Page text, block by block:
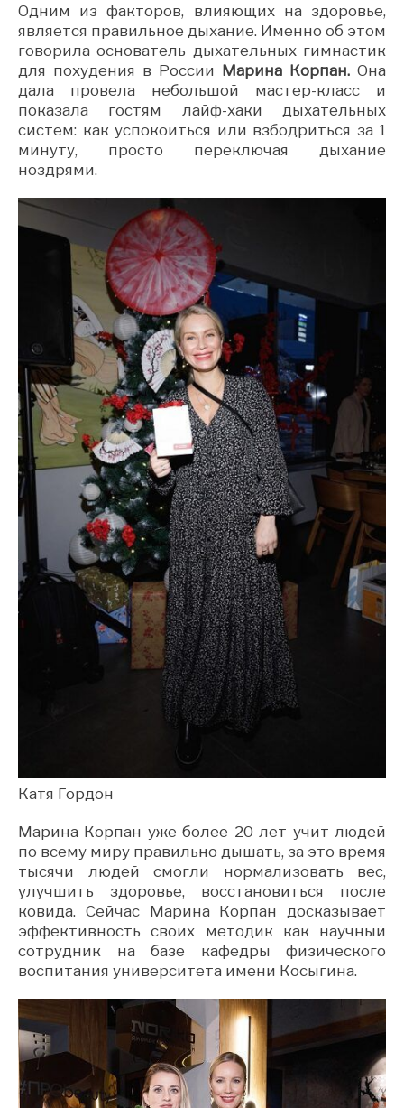
Одним из факторов, влияющих на здоровье,
является правильное дыхание. Именно об этом
говорила основатель дыхательных гимнастик
для похудения в России Марина Корпан. Она
дала провела небольшой мастер-класс и
показала гостям лайф-хаки дыхательных
систем: как успокоиться или взбодриться за 1
минуту, просто переключая дыхание
ноздрями.
Катя Гордон
Марина Корпан уже более 20 лет учит людей
по всему миру правильно дышать, за это время
тысячи людей смогли нормализовать вес,
улучшить здоровье, восстановиться после
ковида. Сейчас Марина Корпан досказывает
эффективность своих методик как научный
сотрудник на базе кафедры физического
воспитания университета имени Косыгина.